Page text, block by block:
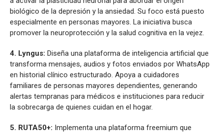
biológico de la depresión y la ansiedad. Su foco está puesto
especialmente en personas mayores. La iniciativa busca
promover la neuroprotección y la salud cognitiva en la vejez.
4. Lyngus: Diseña una plataforma de inteligencia artificial que
transforma mensajes, audios y fotos enviados por WhatsApp
en historial clínico estructurado. Apoya a cuidadores
familiares de personas mayores dependientes, generando
alertas tempranas para médicos e instituciones para reducir
la sobrecarga de quienes cuidan en el hogar.
5. RUTA50+: Implementa una plataforma freemium que